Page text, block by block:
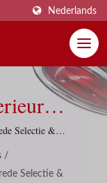
Nederlands
&
| Pan
Selectie &
Pan Taiwan
/
Selectie &